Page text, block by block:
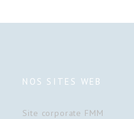
NOS SITES WEB
Site corporate FMM